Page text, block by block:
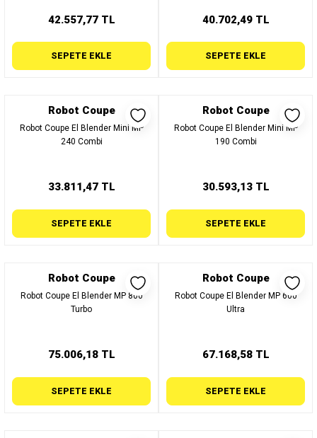
42.557,77 TL
SEPETE EKLE
40.702,49 TL
SEPETE EKLE
Robot Coupe
Robot Coupe El Blender Mini MP
240 Combi
33.811,47 TL
SEPETE EKLE
Robot Coupe
Robot Coupe El Blender Mini MP
190 Combi
30.593,13 TL
SEPETE EKLE
Robot Coupe
Robot Coupe El Blender MP 800
Turbo
75.006,18 TL
SEPETE EKLE
Robot Coupe
Robot Coupe El Blender MP 600
Ultra
67.168,58 TL
SEPETE EKLE